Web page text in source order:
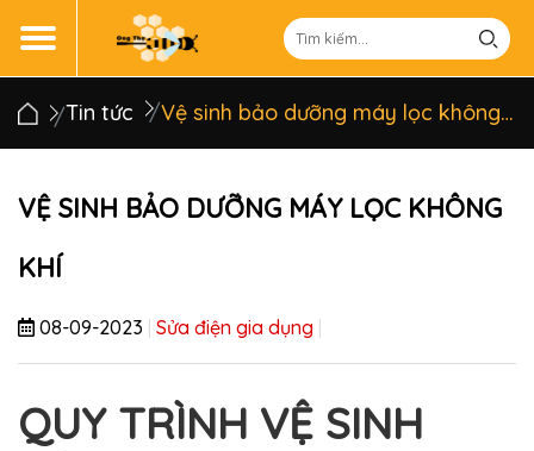
Tin tức Vệ sinh bảo dưỡng máy lọc không khí
VỆ SINH BẢO DƯỠNG MÁY LỌC KHÔNG
KHÍ
08-09-2023 Sửa điện gia dụng
QUY TRÌNH VỆ SINH